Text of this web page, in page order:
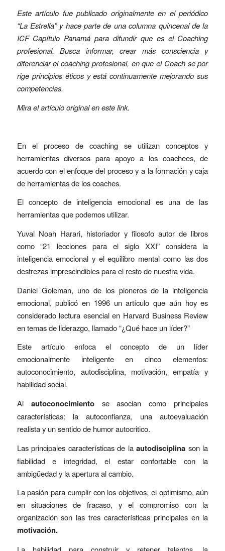
Este artículo fue publicado originalmente en el periódico
“La Estrella” y hace parte de una columna quincenal de la
ICF Capítulo Panamá para difundir que es el Coaching
profesional. Busca informar, crear más consciencia y
diferenciar el coaching profesional, en que el Coach se por
rige principios éticos y está continuamente mejorando sus
competencias.
Mira el artículo original en estelink.
En el proceso de coaching se utilizan conceptos y
herramientas diversos para apoyo a los coachees, de
acuerdo con el enfoque del proceso y a la formación y caja
de herramientas de los coaches.
El concepto de inteligencia emocional es una de las
herramientas que podemos utilizar.
Yuval Noah Harari, historiador y filosofo autor de libros
como “21 lecciones para el siglo XXI” considera la
inteligencia emocional y el equilibro mental como las dos
destrezas imprescindibles para el resto de nuestra vida.
Daniel Goleman, uno de los pioneros de la inteligencia
emocional, publicó en 1996 un artículo que aún hoy es
considerado lectura esencial en Harvard Business Review
en temas de liderazgo, llamado “¿Qué hace un líder?”
Este artículo enfoca el concepto de un líder
emocionalmente inteligente en cinco elementos:
autoconocimiento, autodisciplina, motivación, empatía y
habilidad social.
Al autoconocimientose asocian como principales
características: la autoconfianza, una autoevaluación
realista y un sentido de humor autocritico.
Las principales características de laautodisciplina son la
fiabilidad e integridad, el estar confortable con la
ambigüedad y la apertura al cambio.
La pasión para cumplir con los objetivos, el optimismo, aún
en situaciones de fracaso, y el compromiso con la
organización son las tres características principales en la
motivación.